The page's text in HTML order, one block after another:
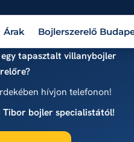
Árak Bojlerszerelő
egy tapasztalt villanybojler
hívjon telefonon!
Tibor bojler specialistától!